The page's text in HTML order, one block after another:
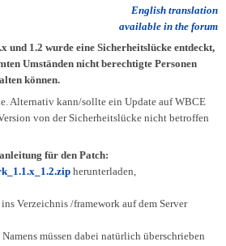
Templates
Forum
Newsletterachiv
Zeitleiste
Features
unterstützen
EN
English translation
available in the forum
und 1.2 wurde eine Sicherheitslücke entdeckt,
Umständen nicht berechtigte Personen
können.
Alternativ kann/sollte ein Update auf WBCE
von der Sicherheitslücke nicht betroffen
für den Patch:
herunterladen,
Verzeichnis /framework auf dem Server
müssen dabei natürlich überschrieben